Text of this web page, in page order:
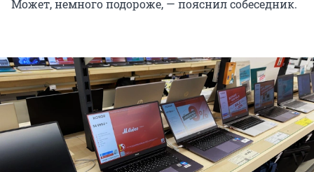
Может, немного подороже, — пояснил собеседник.